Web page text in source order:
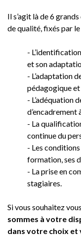
Il s’agit là de 6
de qualité, fixés par
-
et son
- L’adaptation
pédagogique et
- L’adéquation
d’encadrement
- La
continue du
- Les
formation, ses
- La prise en
stagiaires.
Si vous souhaitez
sommes à votre
dans votre choix et